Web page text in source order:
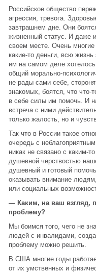
Российское общество
агрессия, тревога.
завтрашнем дне. Они
жизненный статус. И даже
своем месте. Очень
какие-то деньги, всю
им на самом деле
общий морально-
не рады сами себе,
знакомых, боятся, что что-
в себе силы им помочь. И
встреча с ними
только жалость, но и
Так что в России такое
очередь с
никак не связано с каким-
душевной черствостью
душевный и готовый
оказывать внимание
или социальных
— Каким, на ваш взгляд,
проблему?
Мы боимся того, чего не
людей с инвалидами,
проблему можно решить.
В США многие годы
от их умственных и